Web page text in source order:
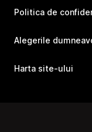
Politica de
Alegerile
Harta site-ului